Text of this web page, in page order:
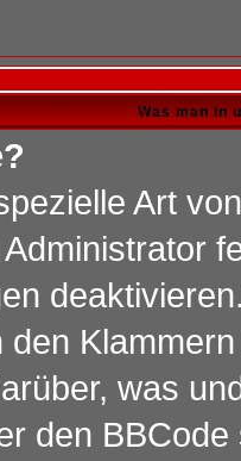
Was man in
Art
den
was
den